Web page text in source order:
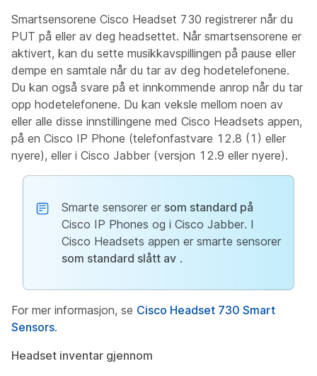
Smartsensorene Cisco Headset 730 registrerer når du
PUT på eller av deg headsettet. Når smartsensorene er
aktivert, kan du sette musikkavspillingen på pause eller
dempe en samtale når du tar av deg hodetelefonene.
Du kan også svare på et innkommende anrop når du tar
opp hodetelefonene. Du kan veksle mellom noen av
eller alle disse innstillingene med Cisco Headsets appen,
på en Cisco IP Phone (telefonfastvare 12.8 (1) eller
nyere), eller i Cisco Jabber (versjon 12.9 eller nyere).
Smarte sensorer er som standard på
Cisco IP Phones og i Cisco Jabber. I
Cisco Headsets appen er smarte sensorer
som standard slått av .
For mer informasjon, se Cisco Headset 730 Smart
Sensors.
Headset inventar gjennom